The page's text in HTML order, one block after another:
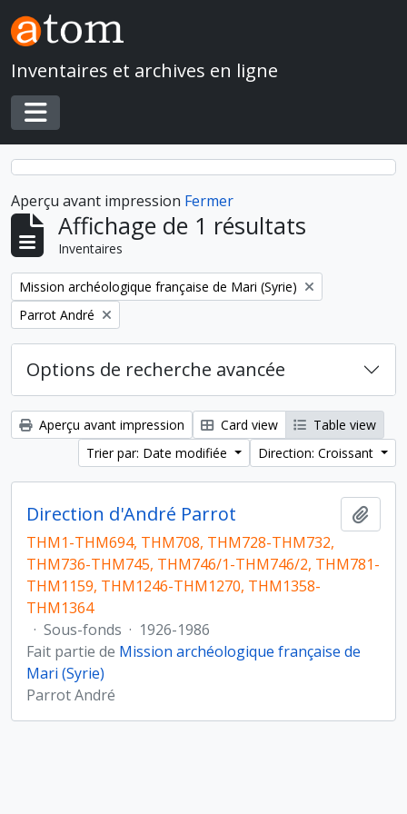
Skip to main content
Inventaires et archives en ligne
Toggle navigation
Aperçu avant impression Fermer
Affichage de 1 résultats
Inventaires
Remove filter:
Mission archéologique française de Mari (Syrie)
Remove filter:
Parrot André
Options de recherche avancée
Aperçu avant impression Card view
Table view
Trier par: Date modifiée
Direction: Croissant
Direction d'André Parrot
THM1-THM694, THM708, THM728-THM732,
THM736-THM745, THM746/1-THM746/2, THM781-
THM1159, THM1246-THM1270, THM1358-
THM1364
· Sous-fonds · 1926-1986
Fait partie de Mission archéologique française de
Mari (Syrie)
Parrot André